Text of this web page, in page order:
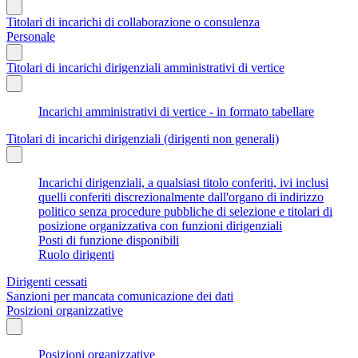
Titolari di incarichi di collaborazione o consulenza
Personale
Titolari di incarichi dirigenziali amministrativi di vertice
Incarichi amministrativi di vertice - in formato tabellare
Titolari di incarichi dirigenziali (dirigenti non generali)
Incarichi dirigenziali, a qualsiasi titolo conferiti, ivi inclusi
quelli conferiti discrezionalmente dall'organo di indirizzo
politico senza procedure pubbliche di selezione e titolari di
posizione organizzativa con funzioni dirigenziali
Posti di funzione disponibili
Ruolo dirigenti
Dirigenti cessati
Sanzioni per mancata comunicazione dei dati
Posizioni organizzative
Posizioni organizzative